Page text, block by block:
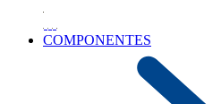
COMPONENTES